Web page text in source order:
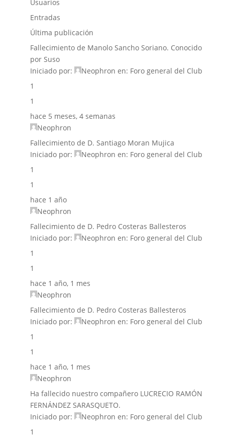
Usuarios
Entradas
Última publicación
Fallecimiento de Manolo Sancho Soriano. Conocido
por Suso
Iniciado por:
Neophron en: Foro general del Club
1
1
hace 5 meses, 4 semanas
Neophron
Fallecimiento de D. Santiago Moran Mujica
Iniciado por:
Neophron en: Foro general del Club
1
1
hace 1 año
Neophron
Fallecimiento de D. Pedro Costeras Ballesteros
Iniciado por:
Neophron en: Foro general del Club
1
1
hace 1 año, 1 mes
Neophron
Fallecimiento de D. Pedro Costeras Ballesteros
Iniciado por:
Neophron en: Foro general del Club
1
1
hace 1 año, 1 mes
Neophron
Ha fallecido nuestro compañero LUCRECIO RAMÓN
FERNÁNDEZ SARASQUETO.
Iniciado por:
Neophron en: Foro general del Club
1